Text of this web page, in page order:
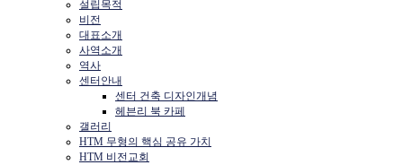
설립목적
비전
대표소개
사역소개
역사
센터안내
센터 건축 디자인개념
헤븐리 북 카페
갤러리
HTM 무형의 핵심 공유 가치
HTM 비전교회